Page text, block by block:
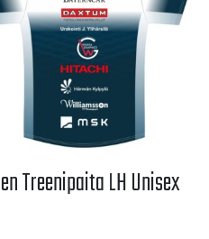
Treenipaita LH Unisex